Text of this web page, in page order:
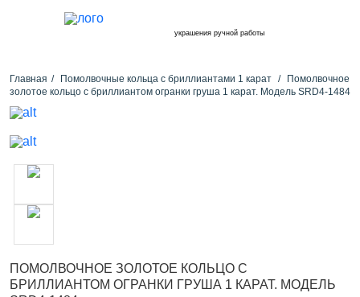
украшения ручной работы
Главная Помолвочные кольца с бриллиантами 1 карат
Помолвочное
золотое кольцо с бриллиантом огранки груша 1 карат. Модель SRD4-1484
ПОМОЛВОЧНОЕ ЗОЛОТОЕ КОЛЬЦО С
БРИЛЛИАНТОМ ОГРАНКИ ГРУША 1 КАРАТ. МОДЕЛЬ